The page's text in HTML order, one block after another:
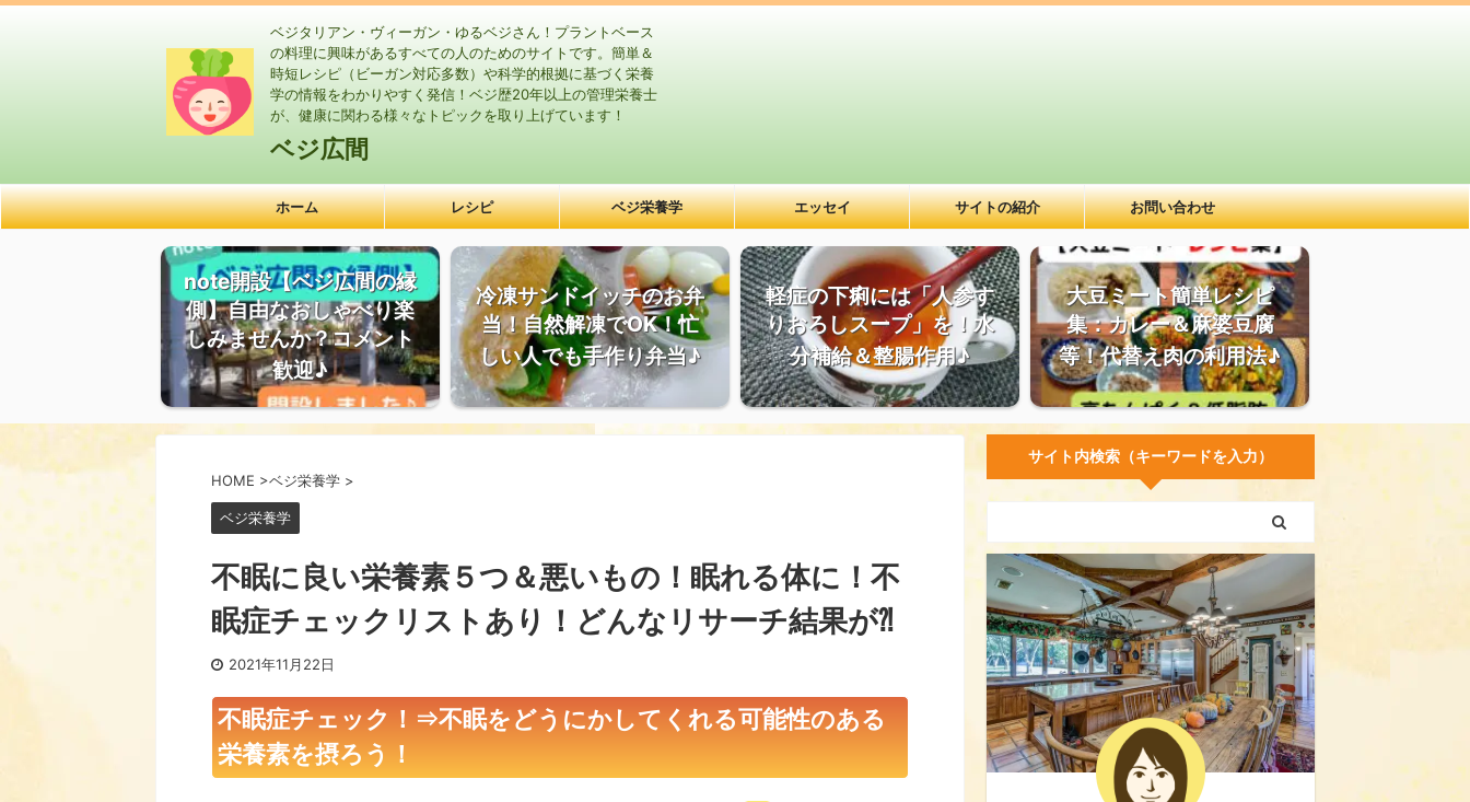
ベジタリアン・ヴィーガン・ゆるベジさん！プラントベース
の料理に興味があるすべての人のためのサイトです。簡単＆
時短レシピ（ビーガン対応多数）や科学的根拠に基づく栄養
学の情報をわかりやすく発信！ベジ歴20年以上の管理栄養士
が、健康に関わる様々なトピックを取り上げています！
ベジ広間
ホーム レシピ ベジ栄養学 エッセイ サイトの紹介 お問い合わせ
note開設【ベジ広間の縁
側】自由なおしゃべり楽
しみませんか？コメント
歓迎♪
冷凍サンドイッチのお弁
当！自然解凍でOK！忙
しい人でも手作り弁当♪
軽症の下痢には「人参す
りおろしスープ」を！水
分補給＆整腸作用♪
大豆ミート簡単レシピ
集：カレー＆麻婆豆腐
等！代替え肉の利用法♪
HOME >ベジ栄養学 >
ベジ栄養学
不眠に良い栄養素５つ＆悪いもの！眠れる体に！不
眠症チェックリストあり！どんなリサーチ結果が⁈
2021年11月22日
不眠症チェック！⇒不眠をどうにかしてくれる可能性のある
栄養素を摂ろう！
サイト内検索（キーワードを入力）